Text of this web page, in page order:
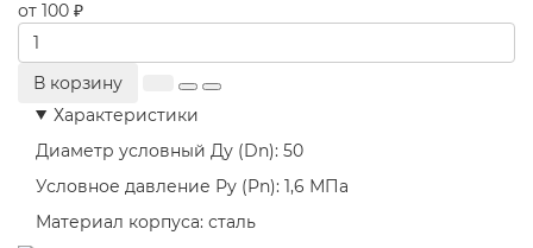
от 100 ₽
В корзину
Характеристики
Диаметр условный Ду (Dn): 50
Условное давление Ру (Pn): 1,6 МПа
Материал корпуса: сталь